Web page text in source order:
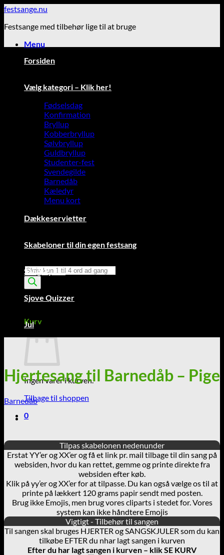
Fortsæt
indhold
festsange.nu
Festsange med tilbehør lige til at bruge
Menu
Products
search
Kurv
Ingen varer i kurven.
Tilbage til shoppen
0
Forsiden
Vælg kategori – Klik her!
Fødselsdag
Konfirmation
Bryllup
Kobberbryllup
Sølvbryllup
Guldbryllup
Studenter-fest
Svendegilde
Barnedåb
Kæledyr
Menu kort
Dækkeservietter
Skabeloner til din egen festsang
Sangskjuler
Sjove Quizzer
Jul
Hjertesang til Barnedåb – Pige
Barnedåb
Tilpas skabelonen nedenunder
Erstat YY’er og XX’er og få et link pr. mail tilbage til din sang på
websiden, hvor du kan rettet, gemme og printe direkte fra
websiden efter køb.
Klik på yy’er og XX’er for at tilpasse. Du kan også vælge os til at
printe på lækkert 120 grams papir sendt med posten.
Brug ikke Emojis, men brug vores cliparts i stedet for. Vores
system kan ikke håndtere Emojis
Vigtigt - Tilbehør til sangen
Til sangen skal bruges HJERTER og SANGSKJULER som du kan
tilkøbe EFTER du nhar lagt sangen i kurven
Efter du har lagt sangen i kurven – klik SE KURV